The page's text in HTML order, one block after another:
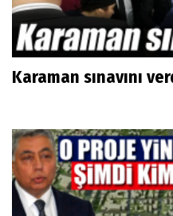
Karaman sınavını